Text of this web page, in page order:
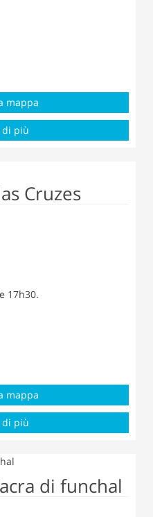
mappa
di più
Cruzes
17h30.
mappa
di più
di funchal